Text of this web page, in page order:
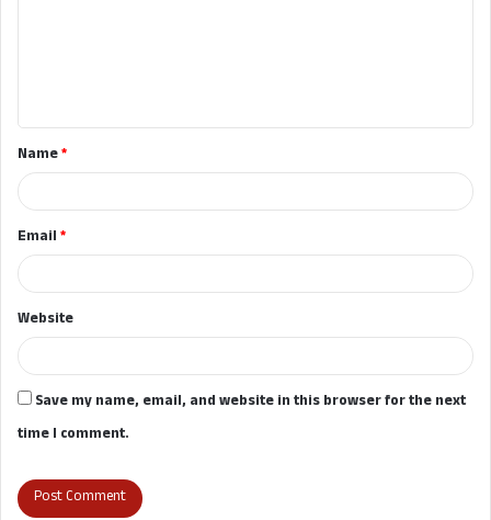
t
*Name*
Email*
Website
Save my name, email, and website in this browser for the next
time I comment.